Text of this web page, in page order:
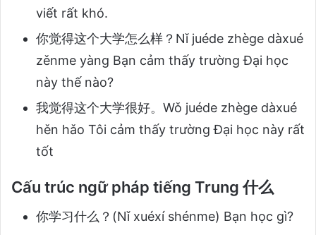
viết rất khó.
你觉得这个大学怎么样？Nǐ juéde zhège dàxué
zěnme yàng Bạn cảm thấy trường Đại học
này thế nào?
我觉得这个大学很好。Wǒ juéde zhège dàxué
hěn hǎo Tôi cảm thấy trường Đại học này rất
tốt
Cấu trúc ngữ pháp tiếng Trung 什么
你学习什么？(Nǐ xuéxí shénme) Bạn học gì?